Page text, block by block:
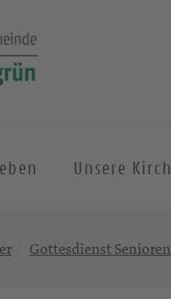
Unsere
Gottesdienst